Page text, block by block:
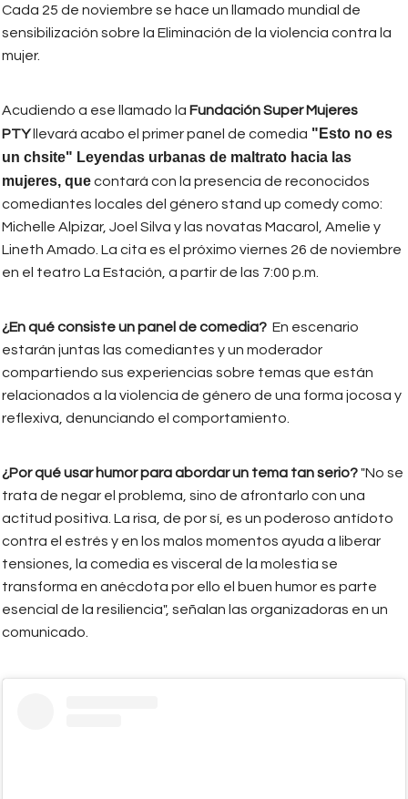
Cada 25 de noviembre se hace un llamado mundial de
sensibilización sobre la Eliminación de la violencia contra la
mujer.
Acudiendo a ese llamado la Fundación Super Mujeres
PTY llevará acabo el primer panel de comedia "Esto no es
un chsite" Leyendas urbanas de maltrato hacia las
mujeres, quecontará con la presencia de reconocidos
comediantes locales del género stand up comedy como:
Michelle Alpizar, Joel Silva y las novatas Macarol, Amelie y
Lineth Amado. La cita es el próximo viernes 26 de noviembre
en el teatro La Estación, a partir de las 7:00 p.m.
¿En qué consiste un panel de comedia? En escenario
estarán juntas las comediantes y un moderador
compartiendo sus experiencias sobre temas que están
relacionados a la violencia de género de una forma jocosa y
reflexiva, denunciando el comportamiento.
¿Por qué usar humor para abordar un tema tan serio?"No se
trata de negar el problema, sino de afrontarlo con una
actitud positiva. La risa, de por sí, es un poderoso antídoto
contra el estrés y en los malos momentos ayuda a liberar
tensiones, la comedia es visceral de la molestia se
transforma en anécdota por ello el buen humor es parte
esencial de la resiliencia", señalan las organizadoras en un
comunicado.